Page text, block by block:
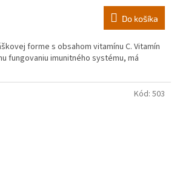
Do košíka
forme s obsahom vitamínu C. Vitamín
fungovaniu imunitného systému, má
Kód: 503